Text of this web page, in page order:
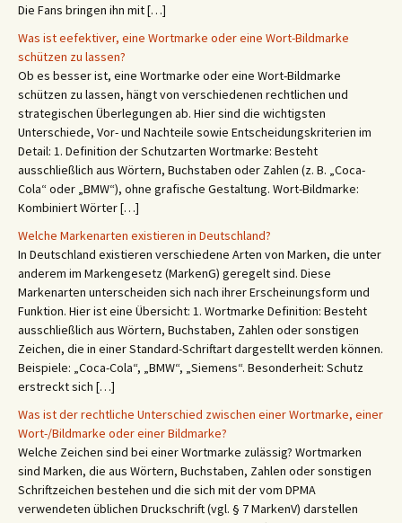
Die Fans bringen ihn mit […]
Was ist eefektiver, eine Wortmarke oder eine Wort-Bildmarke
schützen zu lassen?
Ob es besser ist, eine Wortmarke oder eine Wort-Bildmarke
schützen zu lassen, hängt von verschiedenen rechtlichen und
strategischen Überlegungen ab. Hier sind die wichtigsten
Unterschiede, Vor- und Nachteile sowie Entscheidungskriterien im
Detail: 1. Definition der Schutzarten Wortmarke: Besteht
ausschließlich aus Wörtern, Buchstaben oder Zahlen (z. B. „Coca-
Cola“ oder „BMW“), ohne grafische Gestaltung. Wort-Bildmarke:
Kombiniert Wörter […]
Welche Markenarten existieren in Deutschland?
In Deutschland existieren verschiedene Arten von Marken, die unter
anderem im Markengesetz (MarkenG) geregelt sind. Diese
Markenarten unterscheiden sich nach ihrer Erscheinungsform und
Funktion. Hier ist eine Übersicht: 1. Wortmarke Definition: Besteht
ausschließlich aus Wörtern, Buchstaben, Zahlen oder sonstigen
Zeichen, die in einer Standard-Schriftart dargestellt werden können.
Beispiele: „Coca-Cola“, „BMW“, „Siemens“. Besonderheit: Schutz
erstreckt sich […]
Was ist der rechtliche Unterschied zwischen einer Wortmarke, einer
Wort-/Bildmarke oder einer Bildmarke?
Welche Zeichen sind bei einer Wortmarke zulässig? Wortmarken
sind Marken, die aus Wörtern, Buchstaben, Zahlen oder sonstigen
Schriftzeichen bestehen und die sich mit der vom DPMA
verwendeten üblichen Druckschrift (vgl. § 7 MarkenV) darstellen